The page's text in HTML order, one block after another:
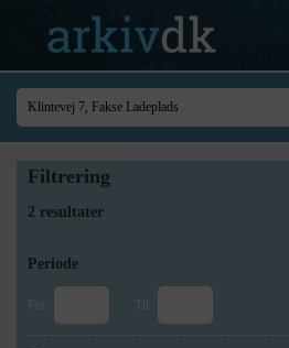
Filtrering
2 resultater
Periode
Fra Til